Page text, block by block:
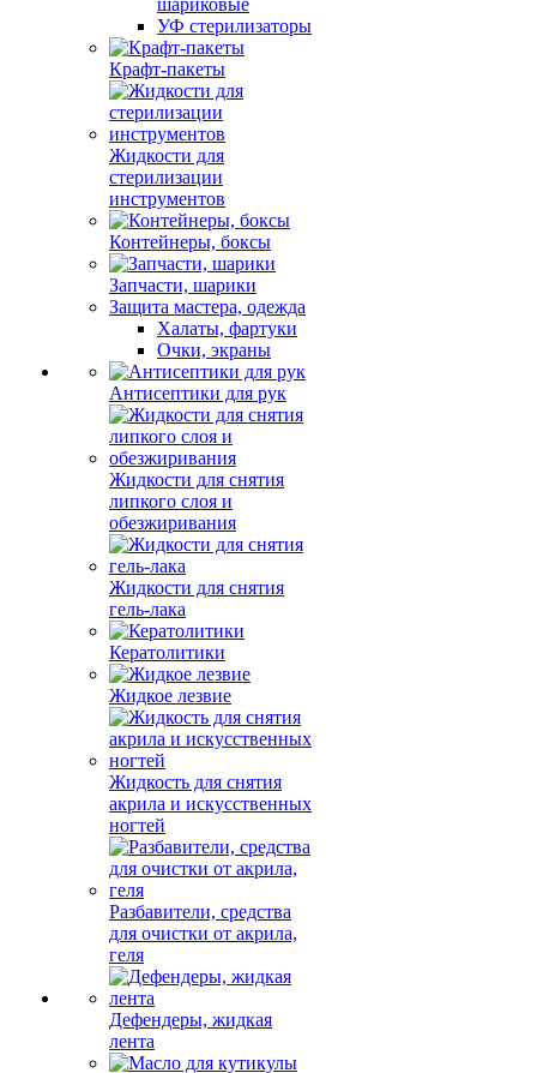
шариковые
УФ стерилизаторы
Крафт-пакеты
Жидкости для
стерилизации
инструментов
Контейнеры, боксы
Запчасти, шарики
Защита мастера, одежда
Халаты, фартуки
Очки, экраны
Антисептики для рук
Жидкости для снятия
липкого слоя и
обезжиривания
Жидкости для снятия
гель-лака
Кератолитики
Жидкое лезвие
Жидкость для снятия
акрила и искусственных
ногтей
Разбавители, средства
для очистки от акрила,
геля
Дефендеры, жидкая
лента